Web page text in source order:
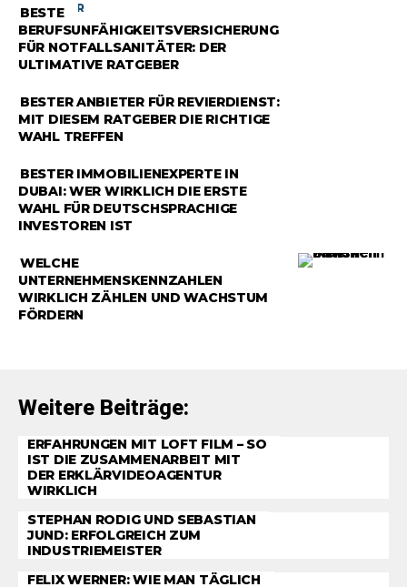
RATGEBER
BESTE
BERUFSUNFÄHIGKEITSVERSICHERUNG
FÜR NOTFALLSANITÄTER: DER
ULTIMATIVE RATGEBER
RATGEBER
BESTER ANBIETER FÜR REVIERDIENST:
MIT DIESEM RATGEBER DIE RICHTIGE
WAHL TREFFEN
RATGEBER
BESTER IMMOBILIENEXPERTE IN
DUBAI: WER WIRKLICH DIE ERSTE
WAHL FÜR DEUTSCHSPRACHIGE
INVESTOREN IST
RATGEBER
WELCHE
UNTERNEHMENSKENNZAHLEN
WIRKLICH ZÄHLEN UND WACHSTUM
FÖRDERN
Weitere Beiträge:
ERFAHRUNGEN MIT LOFT FILM – SO
IST DIE ZUSAMMENARBEIT MIT
DER ERKLÄRVIDEOAGENTUR
WIRKLICH
STEPHAN RODIG UND SEBASTIAN
JUND: ERFOLGREICH ZUM
INDUSTRIEMEISTER
FELIX WERNER: WIE MAN TÄGLICH